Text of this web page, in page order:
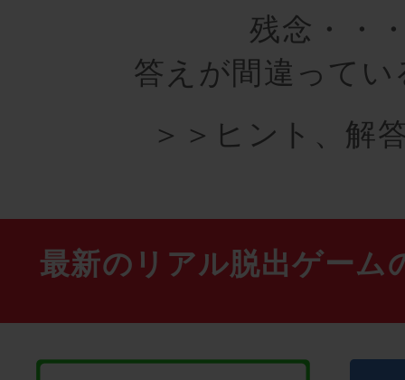
残念・・
答えが間違って
＞＞ヒント、解
最新のリアル脱出ゲーム